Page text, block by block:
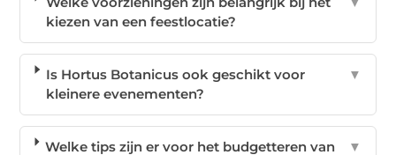
kiezen van een feestlocatie?
Is Hortus Botanicus ook geschikt voor
kleinere evenementen?
▼
Welke tips zijn er voor het budgetteren van
▼